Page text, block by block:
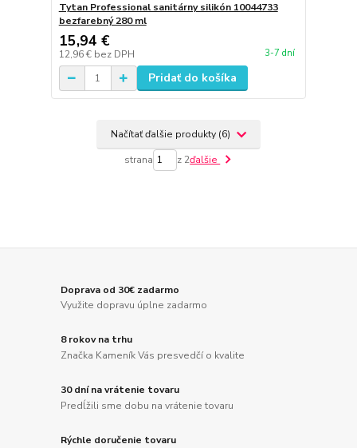
Tytan Professional sanitárny silikón 10044733
bezfarebný 280 ml
15,94 €
12,96 € bez DPH 3-7 dní
Pridať do košíka
Načítať ďalšie produkty (6)
strana z 2ďalšie
Doprava od 30€ zadarmo
Využite dopravu úplne zadarmo
8 rokov na trhu
Značka Kameník Vás presvedčí o kvalite
30 dní na vrátenie tovaru
Predĺžili sme dobu na vrátenie tovaru
Rýchle doručenie tovaru